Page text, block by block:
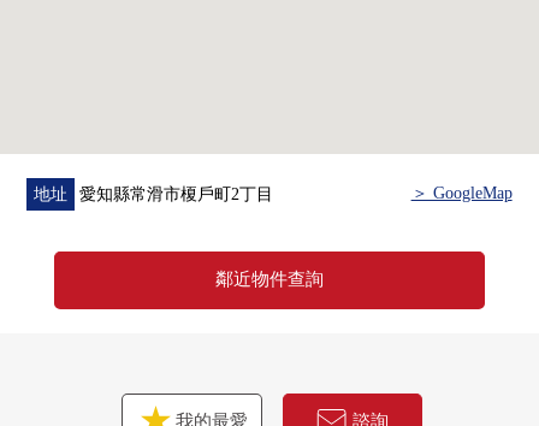
地址 愛知縣常滑市榎戶町2丁目 ＞ GoogleMap
鄰近物件查詢
我的最愛 諮詢